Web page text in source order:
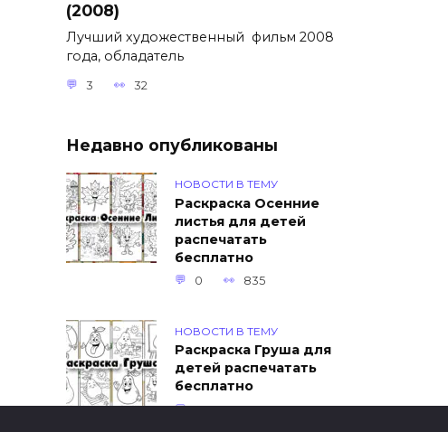
(2008)
Лучший художественный фильм 2008
года, обладатель
3 32
Недавно опубликованы
НОВОСТИ В ТЕМУ
Раскраска Осенние
листья для детей
распечатать
бесплатно
0 835
НОВОСТИ В ТЕМУ
Раскраска Груша для
детей распечатать
бесплатно
0 453